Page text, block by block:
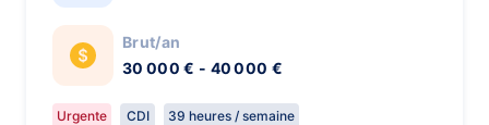
Brut/an
30 000 € - 40 000 €
Urgente CDI
39 heures / semaine